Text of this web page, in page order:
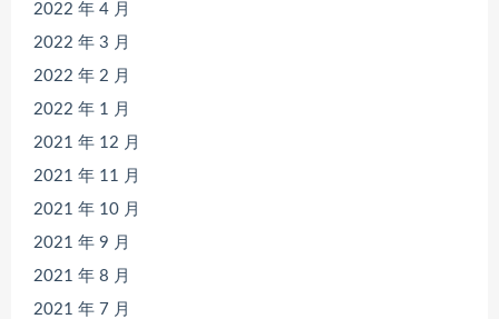
2022 年 4 月
2022 年 3 月
2022 年 2 月
2022 年 1 月
2021 年 12 月
2021 年 11 月
2021 年 10 月
2021 年 9 月
2021 年 8 月
2021 年 7 月